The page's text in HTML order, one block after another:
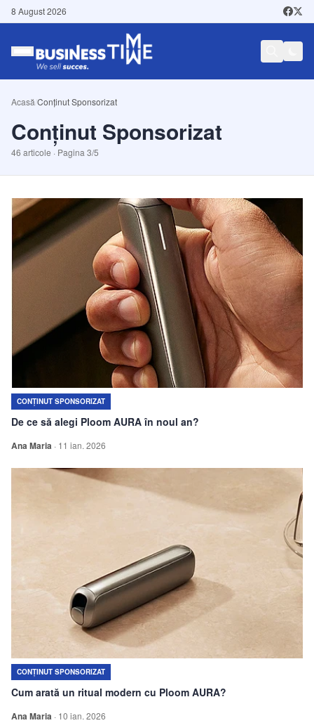
8 August 2026
Contact
Acasă/Conținut Sponsorizat
Conținut Sponsorizat
46 articole · Pagina 3/5
CONȚINUT SPONSORIZAT
De ce să alegi Ploom AURA în noul an?
Ana Maria · 11 ian. 2026
CONȚINUT SPONSORIZAT
Cum arată un ritual modern cu Ploom AURA?
Ana Maria · 10 ian. 2026